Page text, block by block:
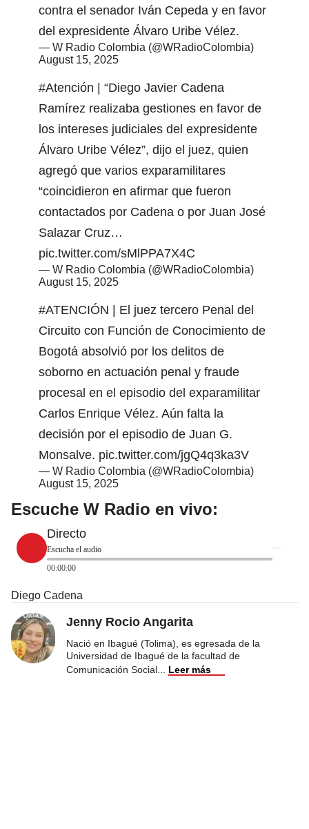
contra el senador Iván Cepeda y en favor
del expresidente Álvaro Uribe Vélez.
— W Radio Colombia (@WRadioColombia)
August 15, 2025
#Atención | “Diego Javier Cadena
Ramírez realizaba gestiones en favor de
los intereses judiciales del expresidente
Álvaro Uribe Vélez”, dijo el juez, quien
agregó que varios exparamilitares
“coincidieron en afirmar que fueron
contactados por Cadena o por Juan José
Salazar Cruz…
pic.twitter.com/sMlPPA7X4C
— W Radio Colombia (@WRadioColombia)
August 15, 2025
#ATENCIÓN | El juez tercero Penal del
Circuito con Función de Conocimiento de
Bogotá absolvió por los delitos de
soborno en actuación penal y fraude
procesal en el episodio del exparamilitar
Carlos Enrique Vélez. Aún falta la
decisión por el episodio de Juan G.
Monsalve. pic.twitter.com/jgQ4q3ka3V
— W Radio Colombia (@WRadioColombia)
August 15, 2025
Escuche W Radio en vivo:
Directo
Escucha el audio
00:00:00
Diego Cadena
Jenny Rocio Angarita
Nació en Ibagué (Tolima), es egresada de la
Universidad de Ibagué de la facultad de
Comunicación Social
Leer más